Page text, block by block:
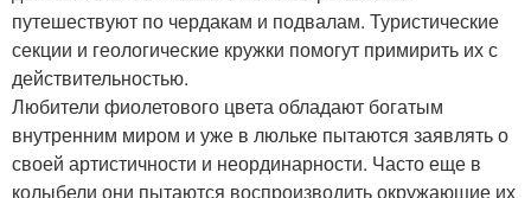
путешествуют по чердакам и подвалам. Туристические
секции и геологические кружки помогут примирить их с
действительностью.
Любители фиолетового цвета обладают богатым
внутренним миром и уже в люльке пытаются заявлять о
своей артистичности и неординарности. Часто еще в
колыбели они пытаются воспроизводить окружающие их